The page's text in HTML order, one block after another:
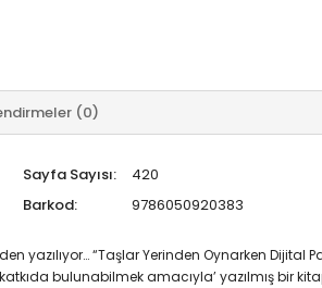
(0)
Sayfa Sayısı: 420
Barkod: 9786050920383
yazılıyor… “Taşlar Yerinden Oynarken Dijital
bulunabilmek amacıyla’ yazılmış bir